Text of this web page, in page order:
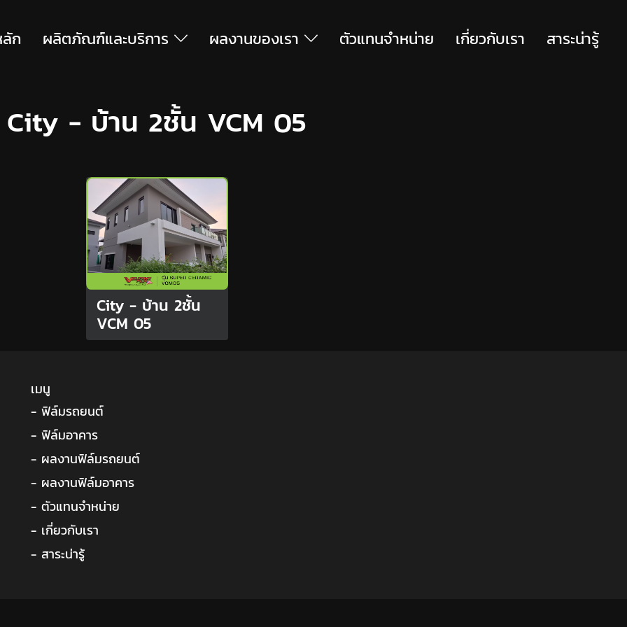
ก ผลิตภัณฑ์และบริการ ผลงานของเรา ตัวแทนจำหน่าย เกี่ยวกับเรา สาระน่ารู้
City - บ้าน 2ชั้น VCM 05
City - บ้าน 2ชั้น
VCM 05
เมนู
- ฟิล์มรถยนต์
- ฟิล์มอาคาร
- ผลงานฟิล์มรถยนต์
- ผลงานฟิล์มอาคาร
- ตัวแทนจำหน่าย
- เกี่ยวกับเรา
- สาระน่ารู้